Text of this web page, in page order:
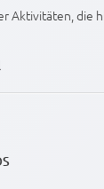
Aktivitäten, die